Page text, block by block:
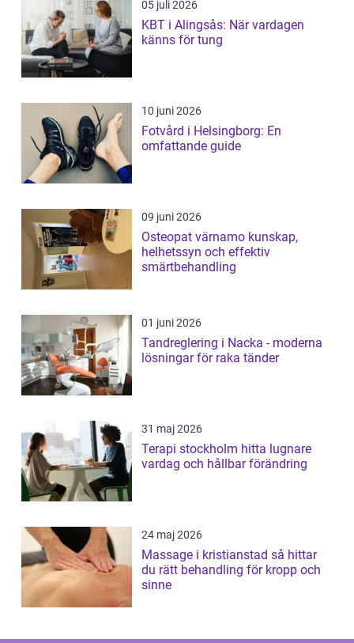
05 juli 2026
KBT i Alingsås: När vardagen
känns för tung
10 juni 2026
Fotvård i Helsingborg: En
omfattande guide
09 juni 2026
Osteopat värnamo kunskap,
helhetssyn och effektiv
smärtbehandling
01 juni 2026
Tandreglering i Nacka - moderna
lösningar för raka tänder
31 maj 2026
Terapi stockholm hitta lugnare
vardag och hållbar förändring
24 maj 2026
Massage i kristianstad så hittar
du rätt behandling för kropp och
sinne